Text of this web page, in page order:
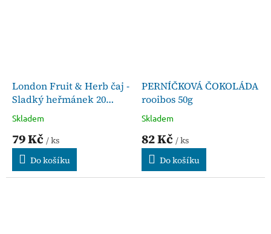
London Fruit & Herb čaj -
Sladký heřmánek 20
sáčků
Skladem
79 Kč / ks
Do košíku
PERNÍČKOVÁ ČOKOLÁDA
rooibos 50g
Skladem
82 Kč / ks
Do košíku